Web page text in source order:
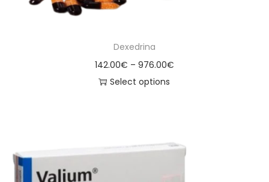
Dexedrina
142.00€ – 976.00€
Select options